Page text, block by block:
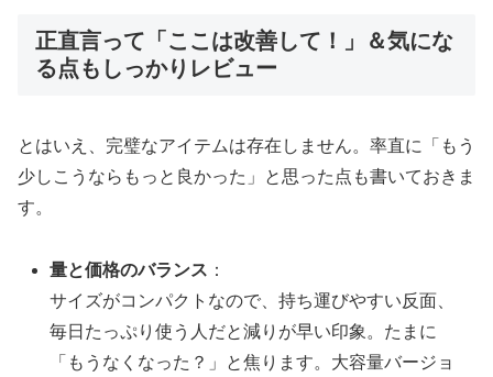
正直言って「ここは改善して！」＆気にな
る点もしっかりレビュー
とはいえ、完璧なアイテムは存在しません。率直に「もう
少しこうならもっと良かった」と思った点も書いておきま
す。
量と価格のバランス ：
サイズがコンパクトなので、持ち運びやすい反面、
毎日たっぷり使う人だと減りが早い印象。たまに
「もうなくなった？」と焦ります。大容量バージョ